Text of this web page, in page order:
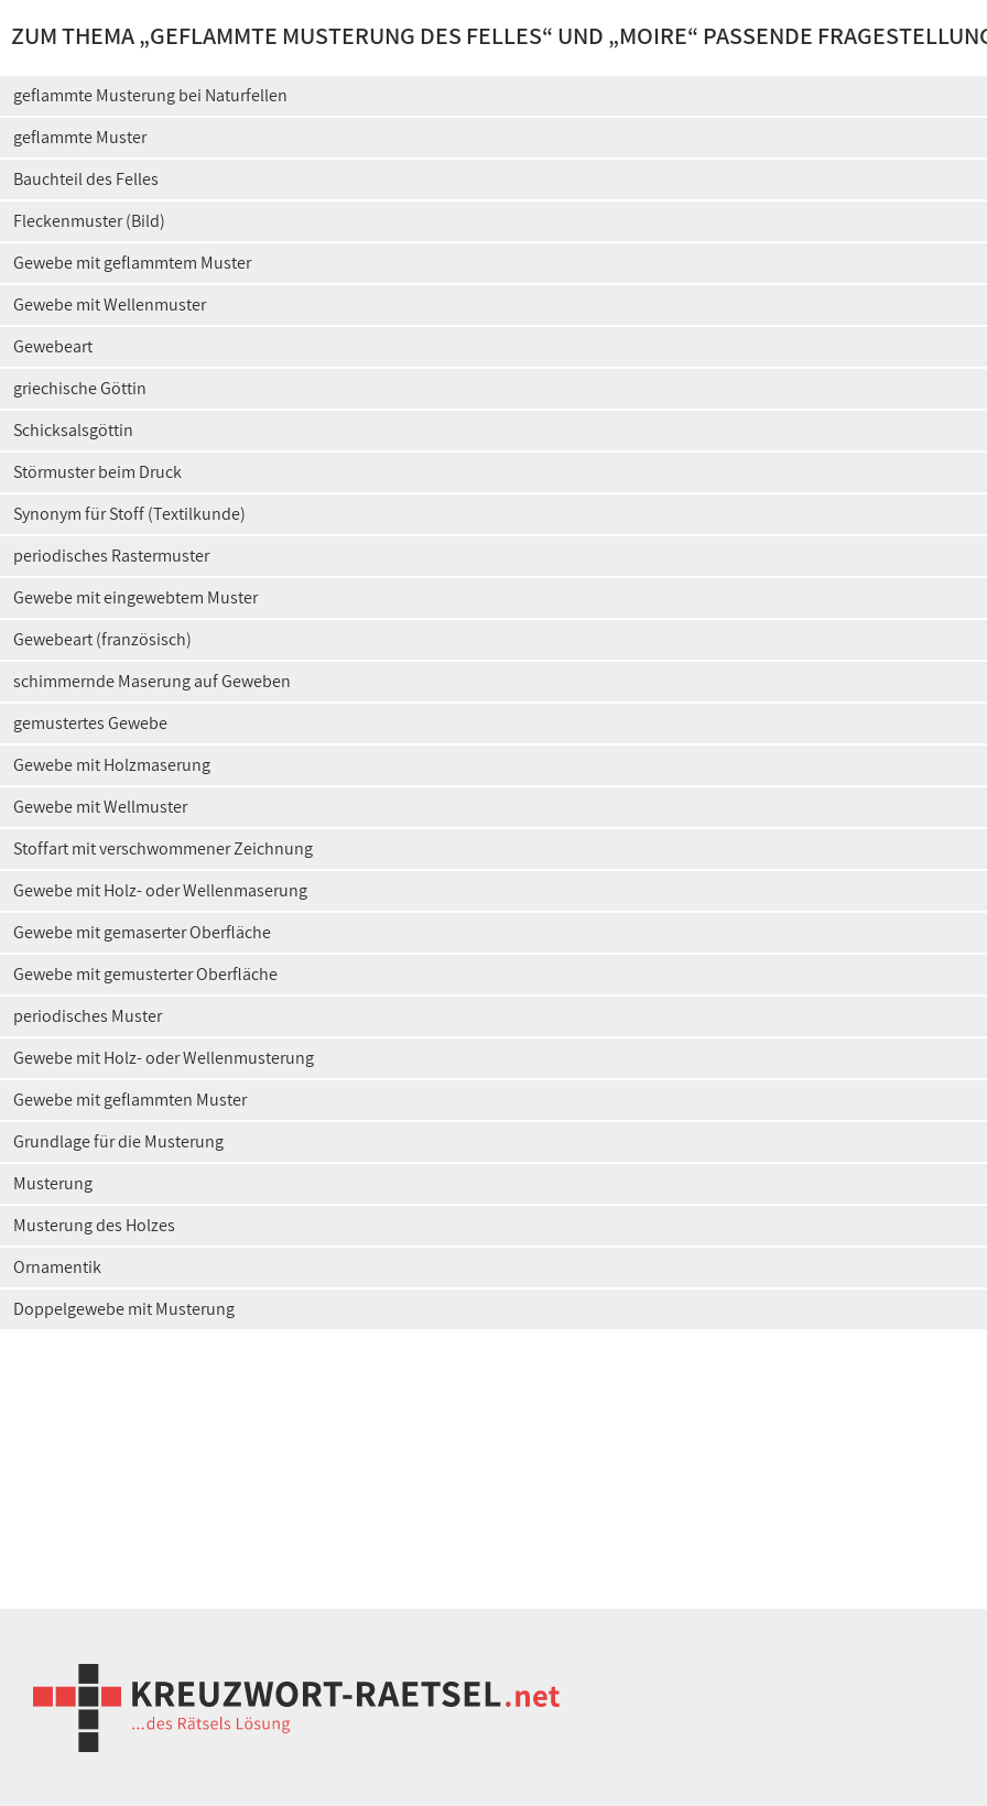
ZUM THEMA „GEFLAMMTE MUSTERUNG DES FELLES“ UND „MOIRE“ PASSENDE
geflammte Musterung bei Naturfellen
geflammte Muster
Bauchteil des Felles
Fleckenmuster (Bild)
Gewebe mit geflammtem Muster
Gewebe mit Wellenmuster
Gewebeart
griechische Göttin
Schicksalsgöttin
Störmuster beim Druck
Synonym für Stoff (Textilkunde)
periodisches Rastermuster
Gewebe mit eingewebtem Muster
Gewebeart (französisch)
schimmernde Maserung auf Geweben
gemustertes Gewebe
Gewebe mit Holzmaserung
Gewebe mit Wellmuster
Stoffart mit verschwommener Zeichnung
Gewebe mit Holz- oder Wellenmaserung
Gewebe mit gemaserter Oberfläche
Gewebe mit gemusterter Oberfläche
periodisches Muster
Gewebe mit Holz- oder Wellenmusterung
Gewebe mit geflammten Muster
Grundlage für die Musterung
Musterung
Musterung des Holzes
Ornamentik
Doppelgewebe mit Musterung